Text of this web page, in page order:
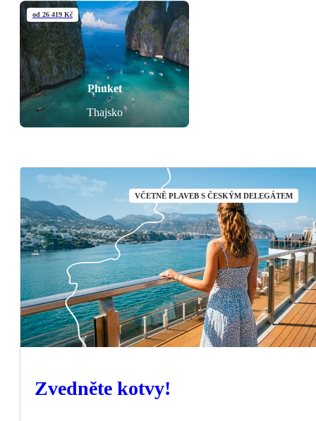
Phuket
Thajsko
od 26 419 Kč
Zvedněte kotvy!
VČETNĚ PLAVEB S ČESKÝM DELEGÁTEM